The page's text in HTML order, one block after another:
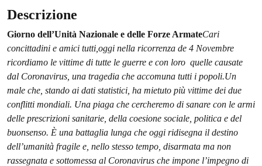
Descrizione
Giorno dell’Unità Nazionale e delle Forze ArmateCari
concittadini e amici tutti, oggi nella ricorrenza de 4 Novembre
ricordiamo le vittime di tutte le guerre e con loro quelle causate
dal Coronavirus, una tragedia che accomuna tutti i popoli.Un
male che, stando ai dati statistici, ha mietuto più vittime dei due
conflitti mondiali. Una piaga che cercheremo di sanare con le armi
delle prescrizioni sanitarie, della coesione sociale, politica e del
buonsenso. È una battaglia lunga che oggi ridisegna il destino
dell’umanità fragile e, nello stesso tempo, disarmata ma non
rassegnata e sottomessa al Coronavirus che impone l’impegno di